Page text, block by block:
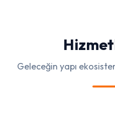
Geleceğin yapı